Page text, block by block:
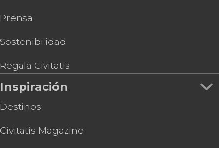
Prensa
Sostenibilidad
Regala Civitatis
Inspiración
Destinos
Civitatis Magazine